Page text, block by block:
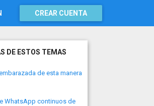
CREAR CUENTA
DE ESTOS TEMAS
de esta manera
WhatsApp continuos de